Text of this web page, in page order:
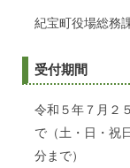
紀宝町役場総
受付期間
令和５年７月２
で（土・日・祝
分まで）